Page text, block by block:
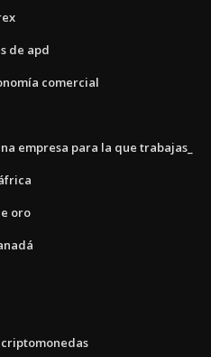
de apd
comercial
empresa para la que trabajas_
oro